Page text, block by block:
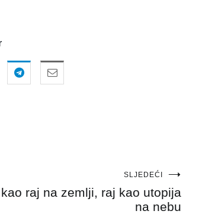
SLJEDEĆI
raj na zemlji, raj kao utopija
na nebu